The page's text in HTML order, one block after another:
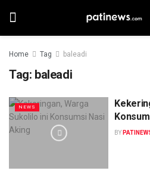
Home Tag baleadi
Tag: baleadi
NEWS
BY